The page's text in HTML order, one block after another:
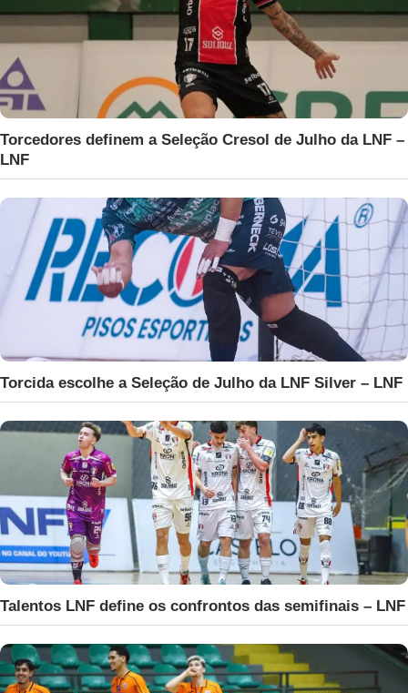
Torcedores definem a Seleção Cresol de Julho da LNF –
LNF
Torcida escolhe a Seleção de Julho da LNF Silver – LNF
Talentos LNF define os confrontos das semifinais – LNF